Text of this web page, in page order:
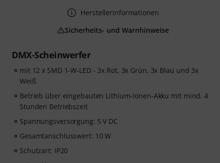
DMX-Scheinwerfer
mit 12 x SMD 1-W-LED - 3x Rot, 3x Grün, 3x Blau und 3x
Weiß
Betrieb über eingebauten Lithium-Ionen-Akku mit mind. 4
Stunden Betriebszeit
Spannungsversorgung: 5 V DC
Gesamtanschlusswert: 10 W
Schutzart: IP20
Herstellerinformationen
Sicherheits- und Warnhinweise